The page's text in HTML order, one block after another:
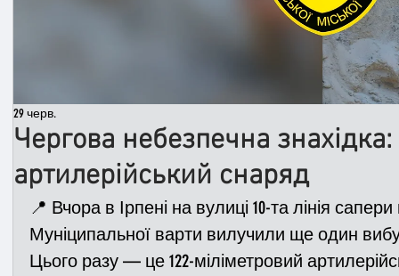
Поліція
Добровільна
Курс спротиву Цивільний захист
Громадське формування
Чергова небезпечна
артилерійський снаряд
29 черв.
📍 Вчора в Ірпені на вулиці 10-та лінія
Муніципальної варти вилучили ще один
Цього разу — це 122-міліметровий